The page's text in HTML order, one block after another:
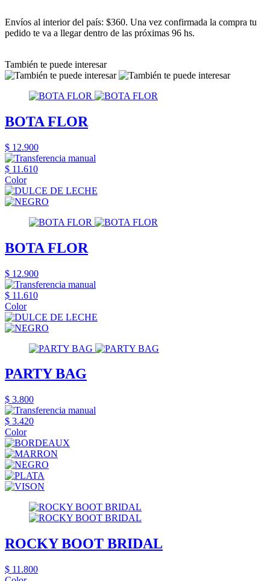
Envíos al interior del país: $360. Una vez confirmada la compra tu
pedido te va a llegar dentro de las próximas 96 hs.
También te puede interesar
BOTA FLOR
$ 12.900
$ 11.610
Color
BOTA FLOR
$ 12.900
$ 11.610
Color
PARTY BAG
$ 3.800
$ 3.420
Color
ROCKY BOOT BRIDAL
$ 11.800